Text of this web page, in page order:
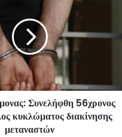
Συνελήφθη 56χρονος
κυκλώματος διακίνησης
μεταναστών